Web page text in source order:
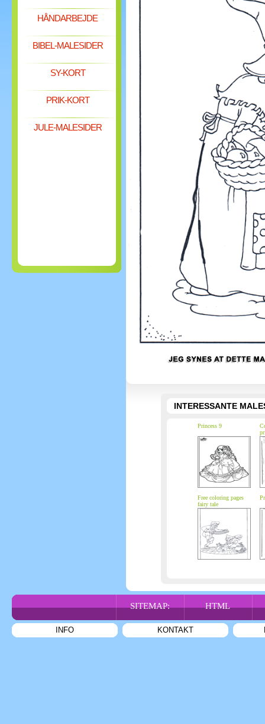
HÅNDARBEJDE
BIBEL-MALESIDER
SY-KORT
PRIK-KORT
JULE-MALESIDER
INTERESSANTE
Princess 9
Free coloring pages
fairy tale
SITEMAP: HTML
INFO KONTAKT